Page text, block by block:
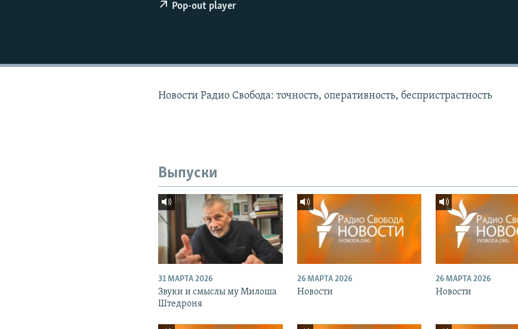
Pop-out player
Новости Радио Свобода: точность, оперативность, беспристрастность
Выпуски
31 МАРТА 2026
Звуки и смыслы му Милоша
Штедроня
26 МАРТА 2026
Новости
26 МАРТА 2026
Новости